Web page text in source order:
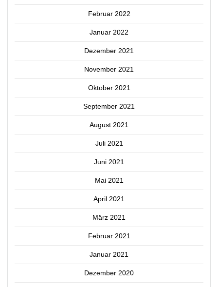
Februar 2022
Januar 2022
Dezember 2021
November 2021
Oktober 2021
September 2021
August 2021
Juli 2021
Juni 2021
Mai 2021
April 2021
März 2021
Februar 2021
Januar 2021
Dezember 2020